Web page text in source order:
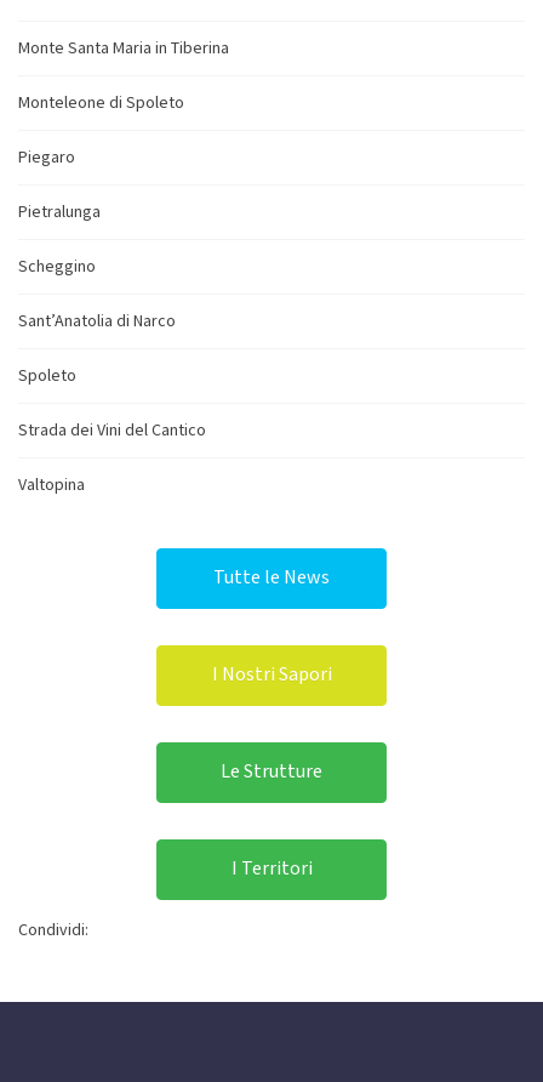
Monte Santa Maria in Tiberina
Monteleone di Spoleto
Piegaro
Pietralunga
Scheggino
Sant’Anatolia di Narco
Spoleto
Strada dei Vini del Cantico
Valtopina
Tutte le News
I Nostri Sapori
Le Strutture
I Territori
Condividi: